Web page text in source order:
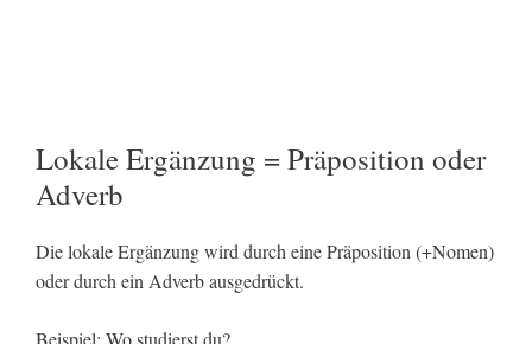
Lokale Ergänzung = Präposition oder
Adverb
Die lokale Ergänzung wird durch eine Präposition (+Nomen)
oder durch ein Adverb ausgedrückt.
Beispiel: Wo studierst du?